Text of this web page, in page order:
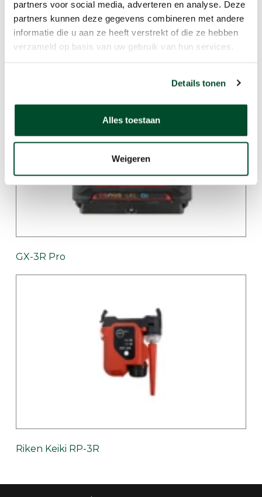
partners voor social media, adverteren en analyse. Deze
partners kunnen deze gegevens combineren met andere
informatie die u aan ze heeft verstrekt of die ze hebben
verzameld op basis van uw gebruik van hun services.
Details tonen
Alles toestaan
Weigeren
GX-3R Pro
Riken Keiki RP-3R